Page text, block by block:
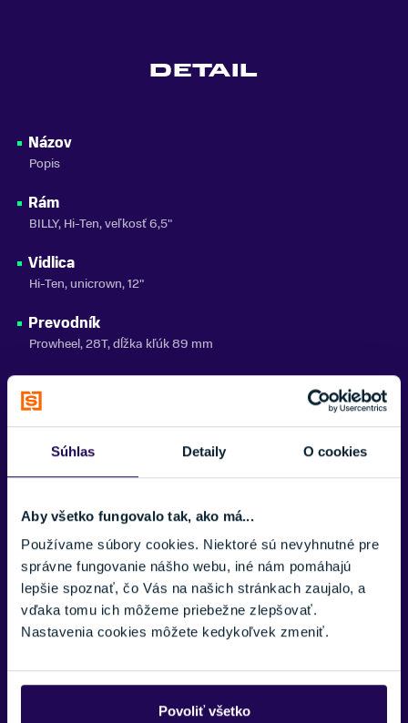
Súhlas Detaily O cookies
Aby všetko fungovalo tak, ako má...
Používame súbory cookies. Niektoré sú nevyhnutné pre
správne fungovanie nášho webu, iné nám pomáhajú
lepšie spoznať, čo Vás na našich stránkach zaujalo, a
vďaka tomu ich môžeme priebežne zlepšovať.
Nastavenia cookies môžete kedykoľvek zmeniť.
Povoliť všetko
VLASTNOSTI BICYKLA
s pomocnými kolieskami
do 100 kg
2026
CTM
DETAIL
Názov
Popis
Rám
BILLY, Hi-Ten, veľkosť 6,5"
Vidlica
Hi-Ten, unicrown, 12"
Prevodník
Prowheel, 28T, dĺžka kľúk 89 mm
V-brake (predná) / protišľapná brzda (zadná)
Ráfiky
12 1/2×2 1/4 (62-203)
Náboje
Matrix alloy, 16H (vpredu) / coaster, 16H (vzadu)
Pedále
Reťaz